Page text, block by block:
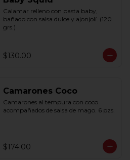
Calamar relleno con pasta baby,
bañado con salsa dulce y ajonjolí. (120
grs.)
$130.00
Camarones Coco
Camarones al tempura con coco
acompañados de salsa de mago. 6 pzs.
$174.00